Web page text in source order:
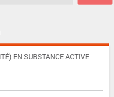
EN SUBSTANCE ACTIVE